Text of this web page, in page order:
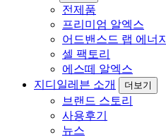
전제품
프리미엄 알엑스
어드밴스드 랩 에너지
셀 팩토리
에스떼 알엑스
지디일레븐 소개
더보기
브랜드 스토리
사용후기
뉴스